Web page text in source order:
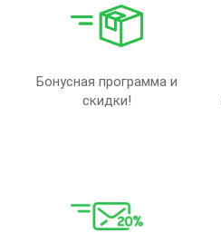
Бонусная программа и
скидки!